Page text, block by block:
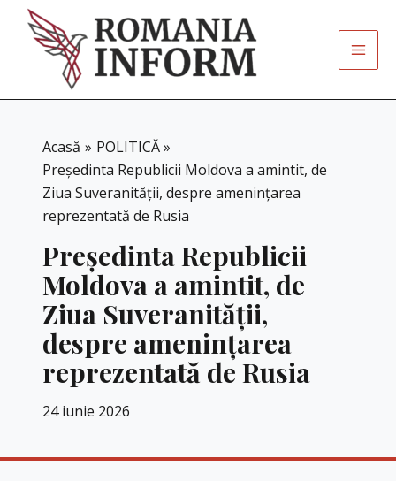
content
Acasă
POLITICĂ
Președinta Republicii Moldova a amintit, de
Ziua Suveranității, despre amenințarea
reprezentată de Rusia
Președinta Republicii
Moldova a amintit, de
Ziua Suveranității,
despre amenințarea
reprezentată de Rusia
24 iunie 2026